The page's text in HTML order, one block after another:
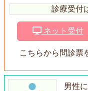
診療受付
ネット受付
こちらから問診票
男性